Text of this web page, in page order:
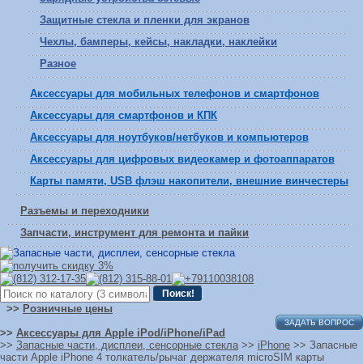
Защитные стекла и пленки для экранов
Чехлы, бамперы, кейсы, накладки, наклейки
Разное
Аксессуары для мобильных телефонов и смартфонов
Аксессуары для смартфонов и КПК
Аксессуары для ноутбуков/нетбуков и компьютеров
Аксессуары для цифровых видеокамер и фотоаппаратов
Карты памяти, USB флэш накопители, внешние винчестеры
Разъемы и переходники
Запчасти, инструмент для ремонта и пайки
>> Розничные цены
ЗАДАТЬ ВОПРОС
>> Аксессуары для Apple iPod/iPhone/iPad
>> Запасные части, дисплеи, сенсорные стекла >> iPhone >> Запасные
части Apple iPhone 4 толкатель/рычаг держателя microSIM карты